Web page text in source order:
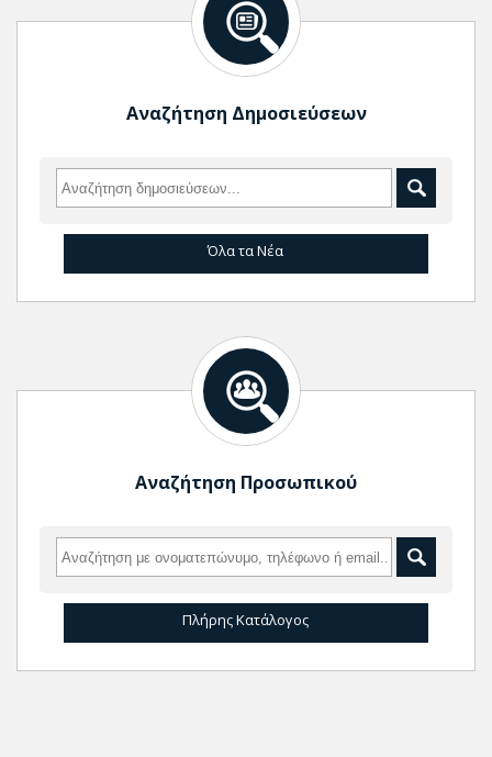
Αναζήτηση Δημοσιεύσεων
Όλα τα Νέα
Αναζήτηση Προσωπικού
Πλήρης Κατάλογος